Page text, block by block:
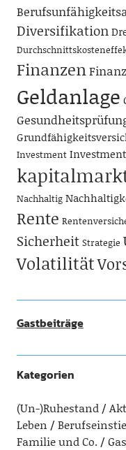
Diversifikation
Finanzen
Geldanlage
Investment
Nachhaltig
Rente
Sicherheit Strategie
Volatilität
Gastbeiträge
Kategorien
(Un-)Ruhestand
Leben
Familie und Co.